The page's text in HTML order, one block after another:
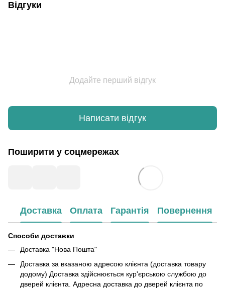
Відгуки
Додайте перший відгук
Написати відгук
Поширити у соцмережах
Доставка Оплата Гарантія Повернення
Способи доставки
Доставка "Нова Пошта"
Доставка за вказаною адресою клієнта (доставка товару
додому) Доставка здійснюється кур'єрською службою до
дверей клієнта. Адресна доставка до дверей клієнта по